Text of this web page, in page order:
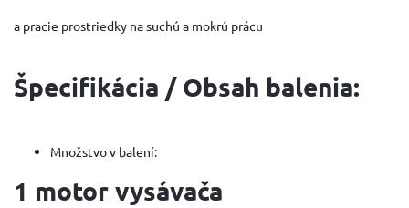
a pracie prostriedky na suchú a mokrú prácu
Špecifikácia / Obsah balenia:
Množstvo v balení:
1 motor vysávača